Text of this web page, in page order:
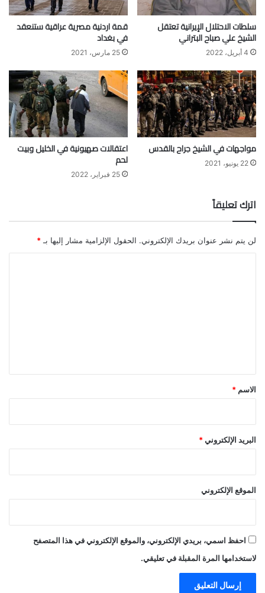
سلطات الاحتلال الإيرانية تعتقل
الشيخ علي صباح البتراني
4 أبريل، 2022
قمة اردنية مصرية عراقية ستنعقد
في بغداد
25 مارس، 2021
مواجهات في الشيخ جراح بالقدس
22 يونيو، 2021
اعتقالات صهيونية في الخليل وبيت
لحم
25 فبراير، 2022
اترك تعليقاً
لن يتم نشر عنوان بريدك الإلكتروني. الحقول الإلزامية مشار إليها بـ *
*
الاسم *
البريد الإلكتروني *
الموقع الإلكتروني
احفظ اسمي، بريدي الإلكتروني، والموقع الإلكتروني في هذا المتصفح
لاستخدامها المرة المقبلة في تعليقي.